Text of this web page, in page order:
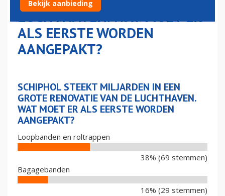
LUCHTHAVEN. WAT MOET ER
ALS EERSTE WORDEN
AANGEPAKT?
SCHIPHOL STEEKT MILJARDEN IN EEN
GROTE RENOVATIE VAN DE LUCHTHAVEN.
WAT MOET ER ALS EERSTE WORDEN
AANGEPAKT?
Loopbanden en roltrappen
38% (69 stemmen)
Bagagebanden
16% (29 stemmen)
Bekijk aanbieding